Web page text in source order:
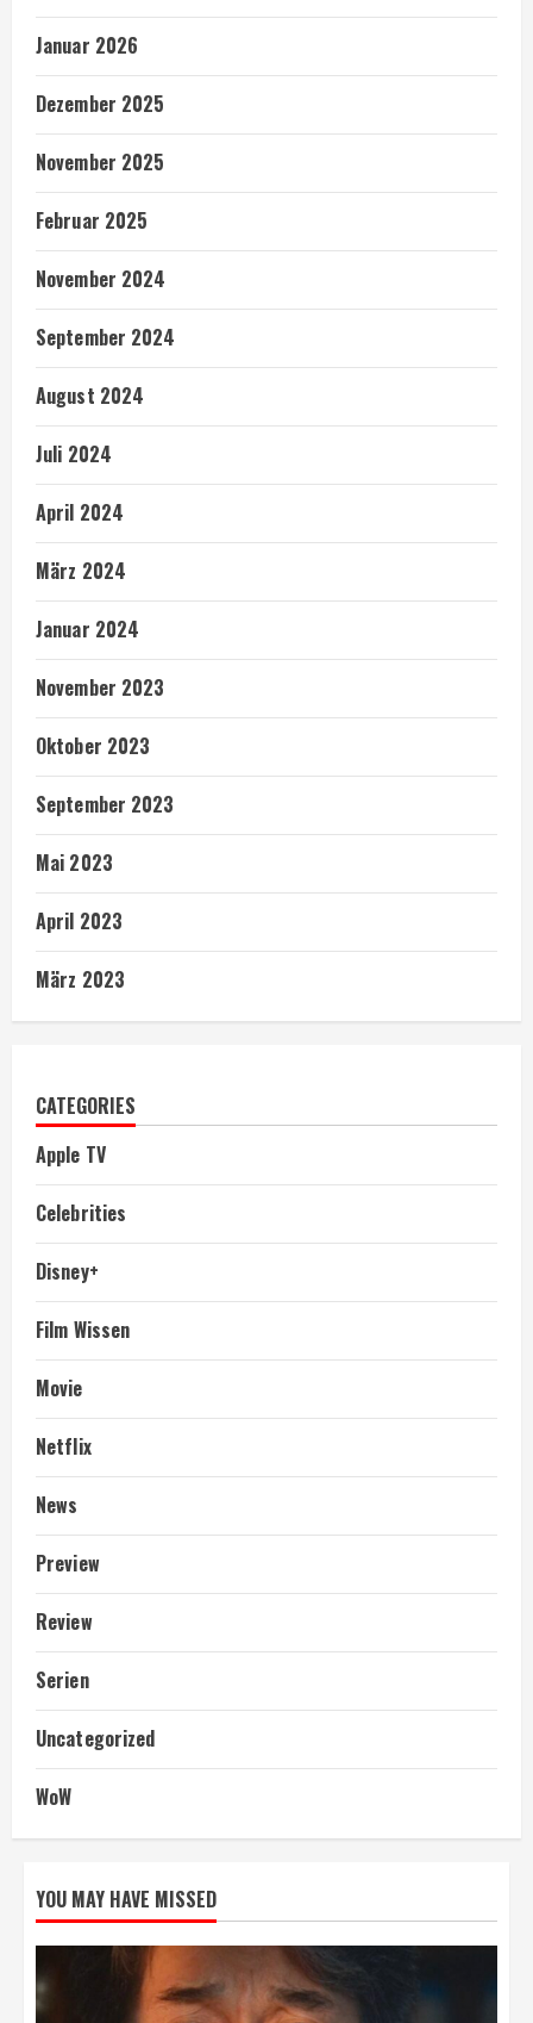
Januar 2026
Dezember 2025
November 2025
Februar 2025
November 2024
September 2024
August 2024
Juli 2024
April 2024
März 2024
Januar 2024
November 2023
Oktober 2023
September 2023
Mai 2023
April 2023
März 2023
CATEGORIES
Apple TV
Celebrities
Disney+
Film Wissen
Movie
Netflix
News
Preview
Review
Serien
Uncategorized
WoW
YOU MAY HAVE MISSED